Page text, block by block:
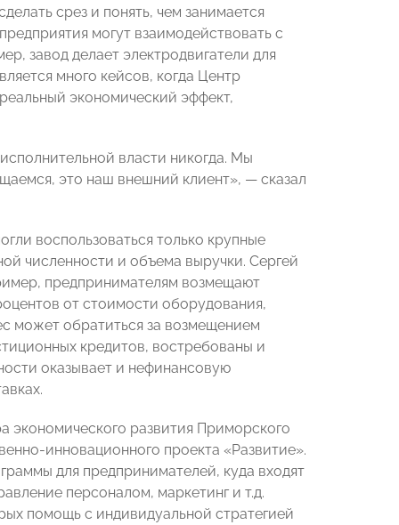
срез и понять, чем занимается
могут взаимодействовать с
завод делает электродвигатели для
много кейсов, когда Центр
экономический эффект,
власти никогда. Мы
это наш внешний клиент», — сказал
воспользоваться только крупные
численности и объема выручки. Сергей
предпринимателям возмещают
от стоимости оборудования,
может обратиться за возмещением
кредитов, востребованы и
оказывает и нефинансовую
развития Приморского
инновационного проекта «Развитие».
для предпринимателей, куда входят
персоналом, маркетинг и т.д.
помощь с индивидуальной стратегией